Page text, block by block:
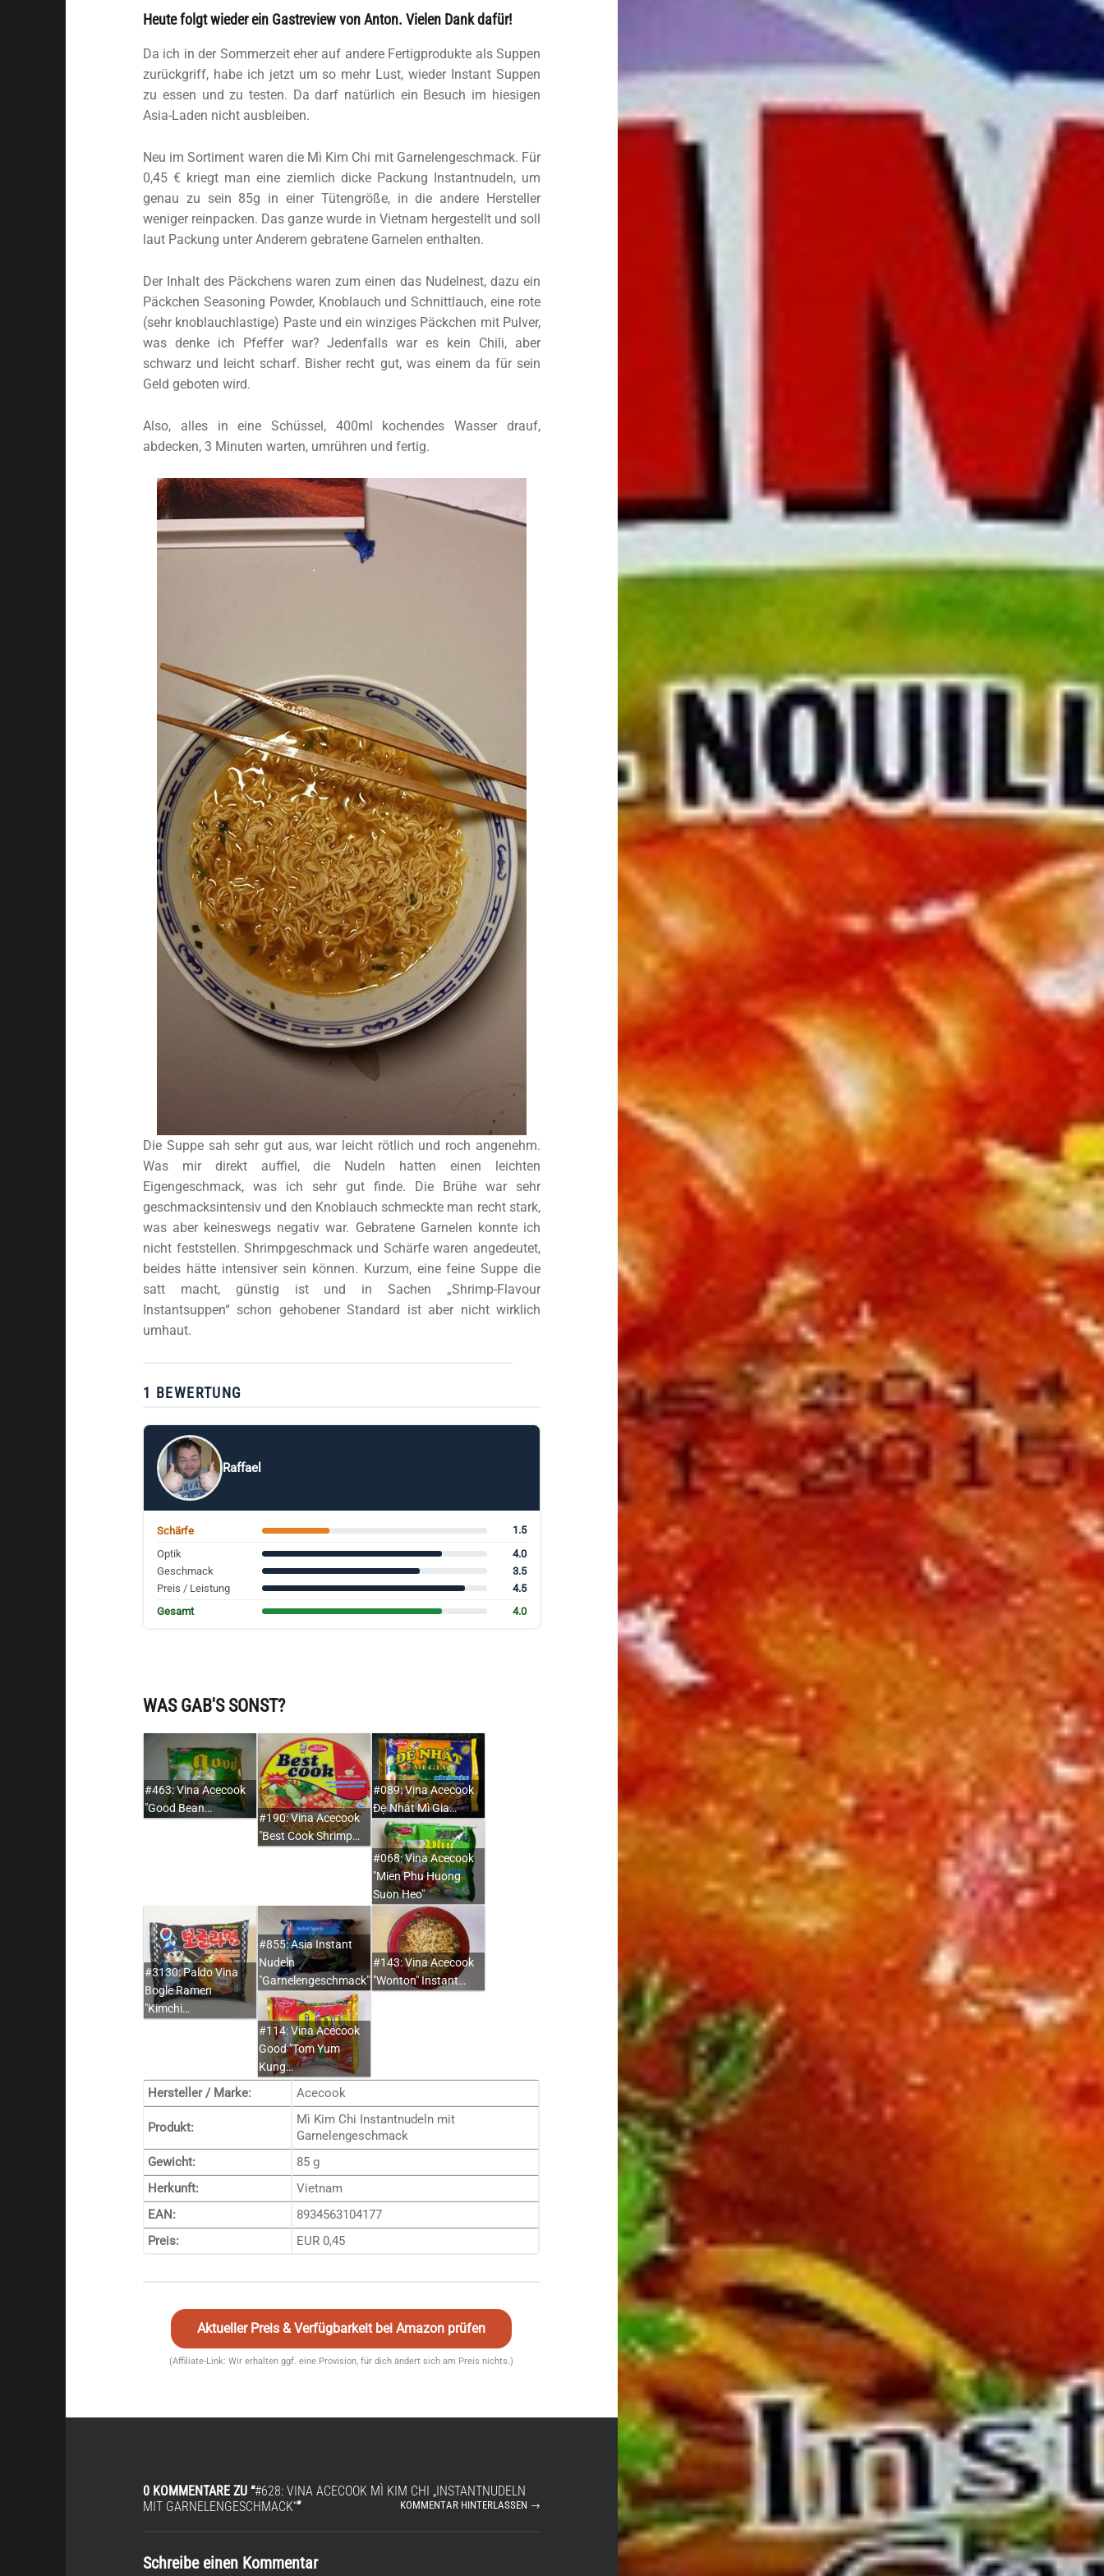
Heute folgt wieder ein Gastreview von Anton. Vielen Dank dafür!
Da ich in der Sommerzeit eher auf andere Fertigprodukte als Suppen
zurückgriff, habe ich jetzt um so mehr Lust, wieder Instant Suppen
zu essen und zu testen. Da darf natürlich ein Besuch im hiesigen
Asia-Laden nicht ausbleiben.
Neu im Sortiment waren die Mì Kim Chi mit Garnelengeschmack. Für
0,45 € kriegt man eine ziemlich dicke Packung Instantnudeln, um
genau zu sein 85g in einer Tütengröße, in die andere Hersteller
weniger reinpacken. Das ganze wurde in Vietnam hergestellt und soll
laut Packung unter Anderem gebratene Garnelen enthalten.
Der Inhalt des Päckchens waren zum einen das Nudelnest, dazu ein
Päckchen Seasoning Powder, Knoblauch und Schnittlauch, eine rote
(sehr knoblauchlastige) Paste und ein winziges Päckchen mit Pulver,
was denke ich Pfeffer war? Jedenfalls war es kein Chili, aber
schwarz und leicht scharf. Bisher recht gut, was einem da für sein
Geld geboten wird.
Also, alles in eine Schüssel, 400ml kochendes Wasser drauf,
abdecken, 3 Minuten warten, umrühren und fertig.
Die Suppe sah sehr gut aus, war leicht rötlich und roch angenehm.
Was mir direkt auffiel, die Nudeln hatten einen leichten
Eigengeschmack, was ich sehr gut finde. Die Brühe war sehr
geschmacksintensiv und den Knoblauch schmeckte man recht stark,
was aber keineswegs negativ war. Gebratene Garnelen konnte ich
nicht feststellen. Shrimpgeschmack und Schärfe waren angedeutet,
beides hätte intensiver sein können. Kurzum, eine feine Suppe die
satt macht, günstig ist und in Sachen „Shrimp-Flavour
Instantsuppen“ schon gehobener Standard ist aber nicht wirklich
umhaut.
1 BEWERTUNG
Raffael
Schärfe
1.5
Optik
4.0
Geschmack
3.5
Preis / Leistung
4.5
Gesamt
4.0
WAS GAB'S SONST?
#463: Vina Acecook
"Good Bean…
#190: Vina Acecook
"Best Cook Shrimp…
#089: Vina Acecook
Đệ Nhất Mì Gia…
#068: Vina Acecook
"Mien Phu Huong
Suon Heo"
#3130: Paldo Vina
Bogle Ramen
"Kimchi…
#855: Asia Instant
Nudeln
"Garnelengeschmack"
#143: Vina Acecook
"Wonton" Instant…
#114: Vina Acecook
Good "Tom Yum
Kung…
Hersteller / Marke: Acecook
Produkt:
Mì Kim Chi Instantnudeln mit
Garnelengeschmack
Gewicht:
85 g
Herkunft:
Vietnam
EAN:
8934563104177
Preis:
EUR 0,45
Aktueller Preis & Verfügbarkeit bei Amazon prüfen
(Affiliate-Link: Wir erhalten ggf. eine Provision, für dich ändert sich am Preis nichts.)
0 KOMMENTARE ZU “#628: VINA ACECOOK MÌ KIM CHI „INSTANTNUDELN
MIT GARNELENGESCHMACK“” KOMMENTAR HINTERLASSEN →
Schreibe einen Kommentar